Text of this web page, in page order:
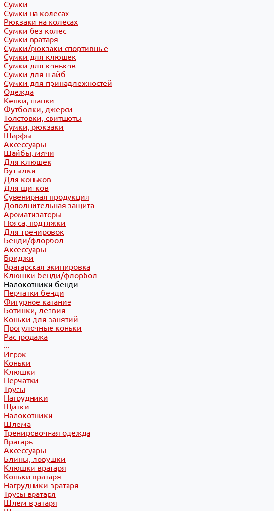
Сумки
Сумки на колесах
Рюкзаки на колесах
Сумки без колес
Сумки вратаря
Сумки/рюкзаки спортивные
Сумки для клюшек
Сумки для коньков
Сумки для шайб
Сумки для принадлежностей
Одежда
Кепки, шапки
Футболки, джерси
Толстовки, свитшоты
Сумки, рюкзаки
Шарфы
Аксессуары
Шайбы, мячи
Для клюшек
Бутылки
Для коньков
Для щитков
Сувенирная продукция
Дополнительная защита
Ароматизаторы
Пояса, подтяжки
Для тренировок
Бенди/флорбол
Аксессуары
Бриджи
Вратарская экипировка
Клюшки бенди/флорбол
Налокотники бенди
Перчатки бенди
Фигурное катание
Ботинки, лезвия
Коньки для занятий
Прогулочные коньки
Распродажа
...
Игрок
Коньки
Клюшки
Перчатки
Трусы
Нагрудники
Щитки
Налокотники
Шлема
Тренировочная одежда
Вратарь
Аксессуары
Блины, ловушки
Клюшки вратаря
Коньки вратаря
Нагрудники вратаря
Трусы вратаря
Шлем вратаря